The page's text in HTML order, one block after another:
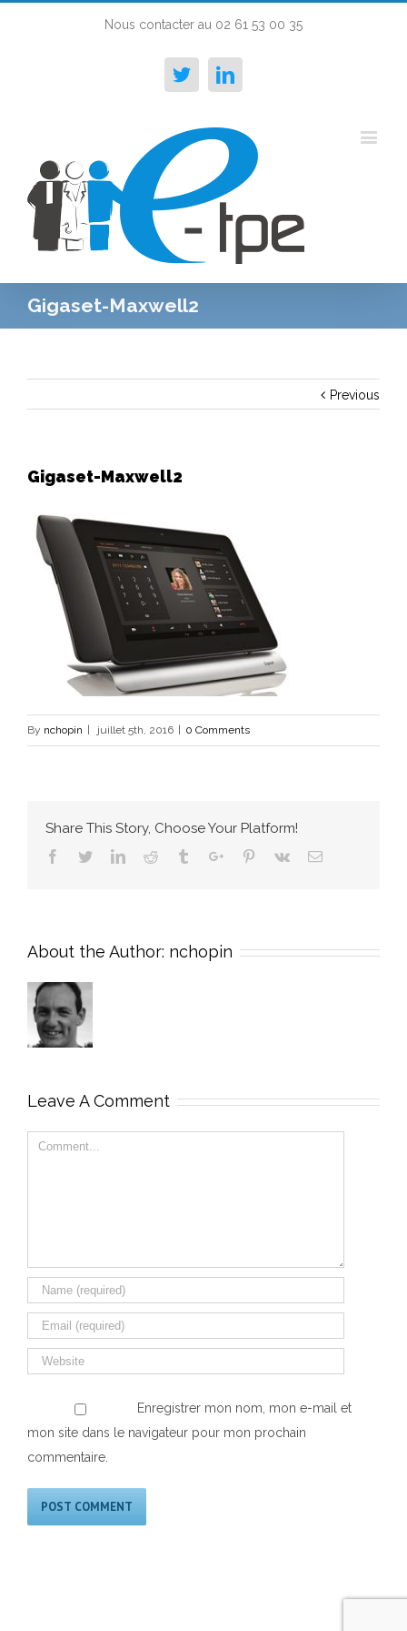
Nous contacter au 02 61 53 00 35
TwitterLinkedin
Gigaset-Maxwell2
Previous
Gigaset-Maxwell2
By nchopin juillet 5th, 2016 0 Comments
Share This Story, Choose Your Platform!
Facebook
TwitterLinkedinReddit TumblrGoogle+Pinterest
Vk Email
About the Author: nchopin
Leave A Comment
Comment
Enregistrer mon nom, mon e-mail et
mon site dans le navigateur pour mon prochain
commentaire.